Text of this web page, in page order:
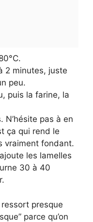
2 minutes, juste
peu.
puis la farine, la
N’hésite pas à en
ça qui rend le
vraiment fondant.
les lamelles
30 à 40
presque
parce qu’on